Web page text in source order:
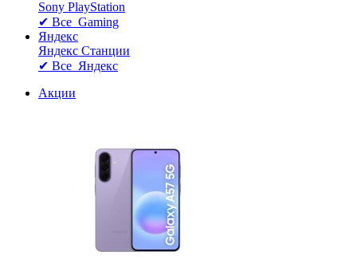
Sony PlayStation
✔ Все Gaming
Яндекс
Яндекс Станции
✔ Все Яндекс
Акции